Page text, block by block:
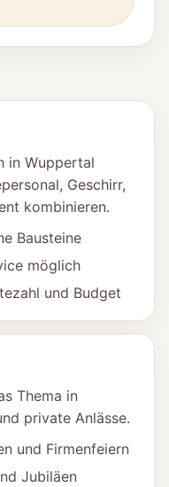
in Wuppertal
Geschirr,
kombinieren.
Bausteine
möglich
und Budget
Thema in
private Anlässe.
und Firmenfeiern
Jubiläen